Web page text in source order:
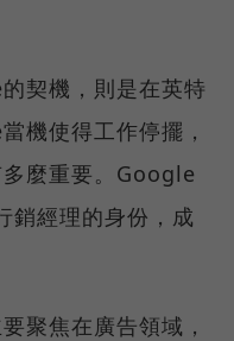
契機，則是在英特
機使得工作停擺，
麼重要。Google
銷經理的身份，成
聚焦在廣告領域，